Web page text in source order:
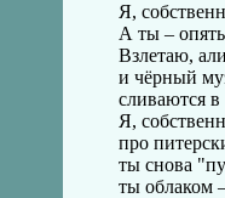
Я,
А ты –
Взлетаю,
и чёрный
сливаются
Я,
про
ты снова
ты облаком